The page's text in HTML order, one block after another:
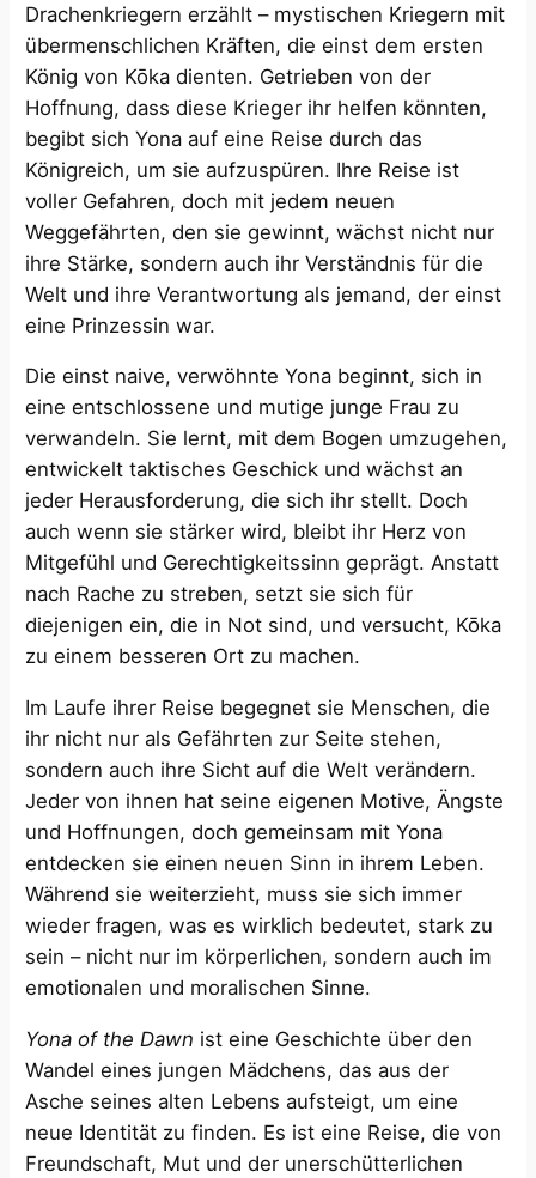
Drachenkriegern erzählt – mystischen Kriegern mit
übermenschlichen Kräften, die einst dem ersten
König von Kōka dienten. Getrieben von der
Hoffnung, dass diese Krieger ihr helfen könnten,
begibt sich Yona auf eine Reise durch das
Königreich, um sie aufzuspüren. Ihre Reise ist
voller Gefahren, doch mit jedem neuen
Weggefährten, den sie gewinnt, wächst nicht nur
ihre Stärke, sondern auch ihr Verständnis für die
Welt und ihre Verantwortung als jemand, der einst
eine Prinzessin war.
Die einst naive, verwöhnte Yona beginnt, sich in
eine entschlossene und mutige junge Frau zu
verwandeln. Sie lernt, mit dem Bogen umzugehen,
entwickelt taktisches Geschick und wächst an
jeder Herausforderung, die sich ihr stellt. Doch
auch wenn sie stärker wird, bleibt ihr Herz von
Mitgefühl und Gerechtigkeitssinn geprägt. Anstatt
nach Rache zu streben, setzt sie sich für
diejenigen ein, die in Not sind, und versucht, Kōka
zu einem besseren Ort zu machen.
Im Laufe ihrer Reise begegnet sie Menschen, die
ihr nicht nur als Gefährten zur Seite stehen,
sondern auch ihre Sicht auf die Welt verändern.
Jeder von ihnen hat seine eigenen Motive, Ängste
und Hoffnungen, doch gemeinsam mit Yona
entdecken sie einen neuen Sinn in ihrem Leben.
Während sie weiterzieht, muss sie sich immer
wieder fragen, was es wirklich bedeutet, stark zu
sein – nicht nur im körperlichen, sondern auch im
emotionalen und moralischen Sinne.
Yona of the Dawn ist eine Geschichte über den
Wandel eines jungen Mädchens, das aus der
Asche seines alten Lebens aufsteigt, um eine
neue Identität zu finden. Es ist eine Reise, die von
Freundschaft, Mut und der unerschütterlichen